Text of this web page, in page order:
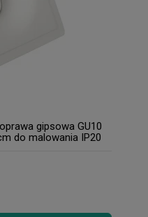
gipsowa GU10
do malowania IP20